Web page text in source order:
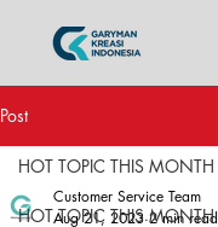
Post
HOT TOPIC THIS MONTH
HOT TOPIC THIS MONTH
Customer Service Team
Aug 21, 2023 2 min read